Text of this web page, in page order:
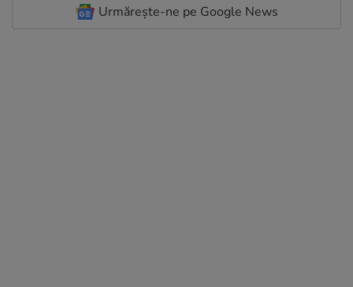
Urmărește-ne pe Google News